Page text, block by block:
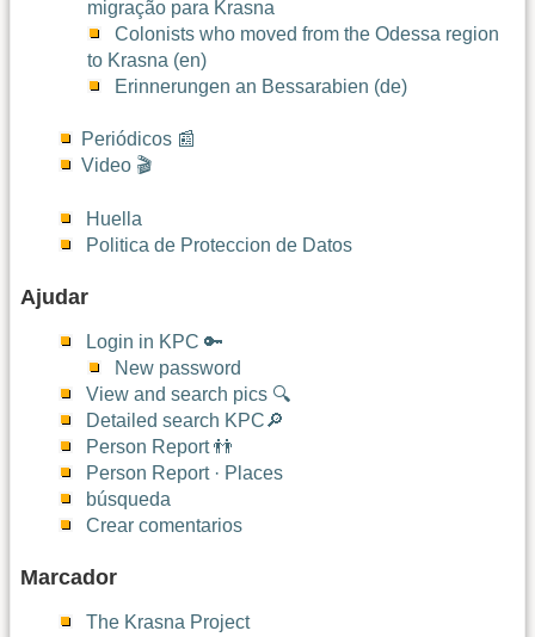
migração para Krasna
Colonists who moved from the Odessa region
to Krasna (en)
Erinnerungen an Bessarabien (de)
Periódicos 📰
Video 🎬
Huella
Politica de Proteccion de Datos
Ajudar
Login in KPC 🔑
New password
View and search pics 🔍
Detailed search KPC🔎
Person Report 👬
Person Report · Places
búsqueda
Crear comentarios
Marcador
The Krasna Project